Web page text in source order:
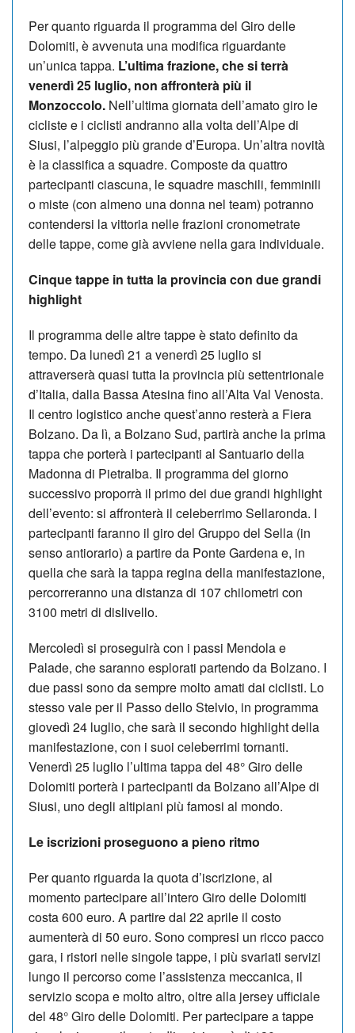
Per quanto riguarda il programma del Giro delle
Dolomiti, è avvenuta una modifica riguardante
un’unica tappa. L’ultima frazione, che si terrà
venerdì 25 luglio, non affronterà più il
Monzoccolo. Nell’ultima giornata dell’amato giro le
cicliste e i ciclisti andranno alla volta dell’Alpe di
Siusi, l’alpeggio più grande d’Europa. Un’altra novità
è la classifica a squadre. Composte da quattro
partecipanti ciascuna, le squadre maschili, femminili
o miste (con almeno una donna nel team) potranno
contendersi la vittoria nelle frazioni cronometrate
delle tappe, come già avviene nella gara individuale.
Cinque tappe in tutta la provincia con due grandi
highlight
Il programma delle altre tappe è stato definito da
tempo. Da lunedì 21 a venerdì 25 luglio si
attraverserà quasi tutta la provincia più settentrionale
d’Italia, dalla Bassa Atesina fino all’Alta Val Venosta.
Il centro logistico anche quest’anno resterà a Fiera
Bolzano. Da lì, a Bolzano Sud, partirà anche la prima
tappa che porterà i partecipanti al Santuario della
Madonna di Pietralba. Il programma del giorno
successivo proporrà il primo dei due grandi highlight
dell’evento: si affronterà il celeberrimo Sellaronda. I
partecipanti faranno il giro del Gruppo del Sella (in
senso antiorario) a partire da Ponte Gardena e, in
quella che sarà la tappa regina della manifestazione,
percorreranno una distanza di 107 chilometri con
3100 metri di dislivello.
Mercoledì si proseguirà con i passi Mendola e
Palade, che saranno esplorati partendo da Bolzano. I
due passi sono da sempre molto amati dai ciclisti. Lo
stesso vale per il Passo dello Stelvio, in programma
giovedì 24 luglio, che sarà il secondo highlight della
manifestazione, con i suoi celeberrimi tornanti.
Venerdì 25 luglio l’ultima tappa del 48° Giro delle
Dolomiti porterà i partecipanti da Bolzano all’Alpe di
Siusi, uno degli altipiani più famosi al mondo.
Le iscrizioni proseguono a pieno ritmo
Per quanto riguarda la quota d’iscrizione, al
momento partecipare all’intero Giro delle Dolomiti
costa 600 euro. A partire dal 22 aprile il costo
aumenterà di 50 euro. Sono compresi un ricco pacco
gara, i ristori nelle singole tappe, i più svariati servizi
lungo il percorso come l’assistenza meccanica, il
servizio scopa e molto altro, oltre alla jersey ufficiale
del 48° Giro delle Dolomiti. Per partecipare a tappe